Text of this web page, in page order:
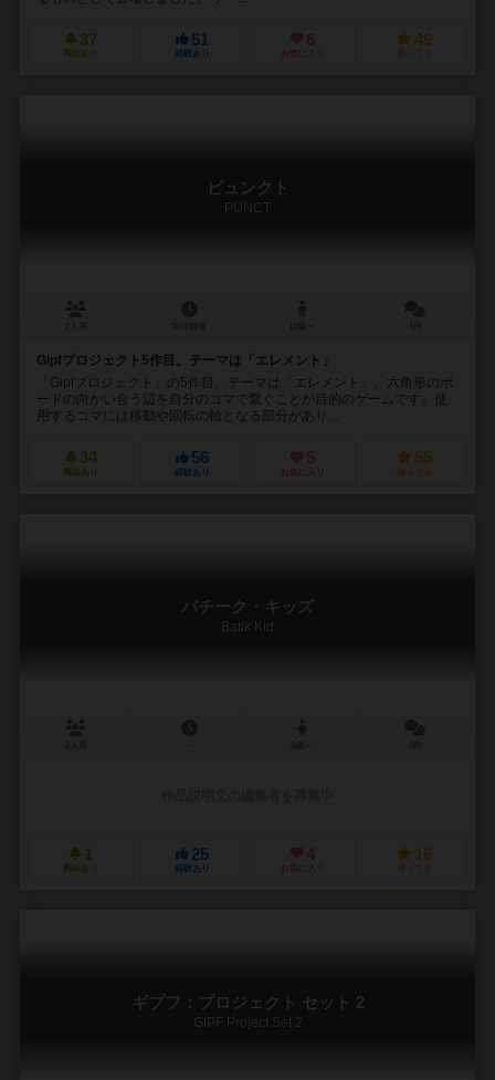
37
興味あり
51
経験あり
6
お気に入り
49
持ってる
ピュンクト
PÜNCT
Gipfプロジェクト5作目。テーマは「エレメント」
「Gipfプロジェクト」の5作目。テーマは「エレメント」。六角形のボ
ードの向かい合う辺を自分のコマで繋ぐことが目的のゲームです。使
用するコマには移動や回転の軸となる部分があり...
34
興味あり
56
経験あり
5
お気に入り
55
持ってる
バチーク・キッズ
Batik Kid
1
興味あり
25
経験あり
4
お気に入り
16
持ってる
ギプフ：プロジェクト セット 2
GIPF Project Set 2